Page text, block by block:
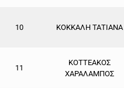
10 ΚΟΚΚΑΛΗ ΤΑΤΙΑΝΑ
11
ΚΟΤΤΕΑΚΟΣ
ΧΑΡΑΛΑΜΠΟΣ